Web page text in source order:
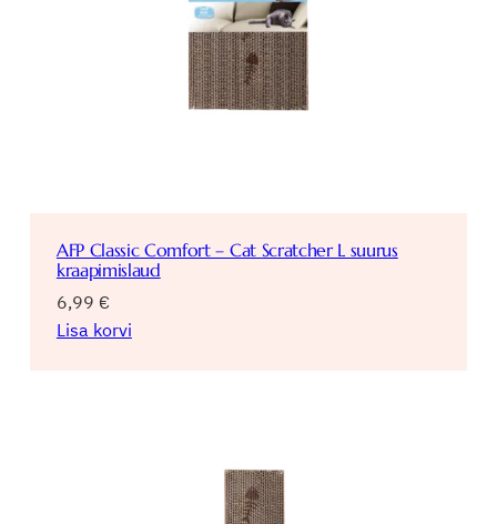
AFP Classic Comfort – Cat Scratcher L suurus
kraapimislaud
6,99 €
Lisa korvi